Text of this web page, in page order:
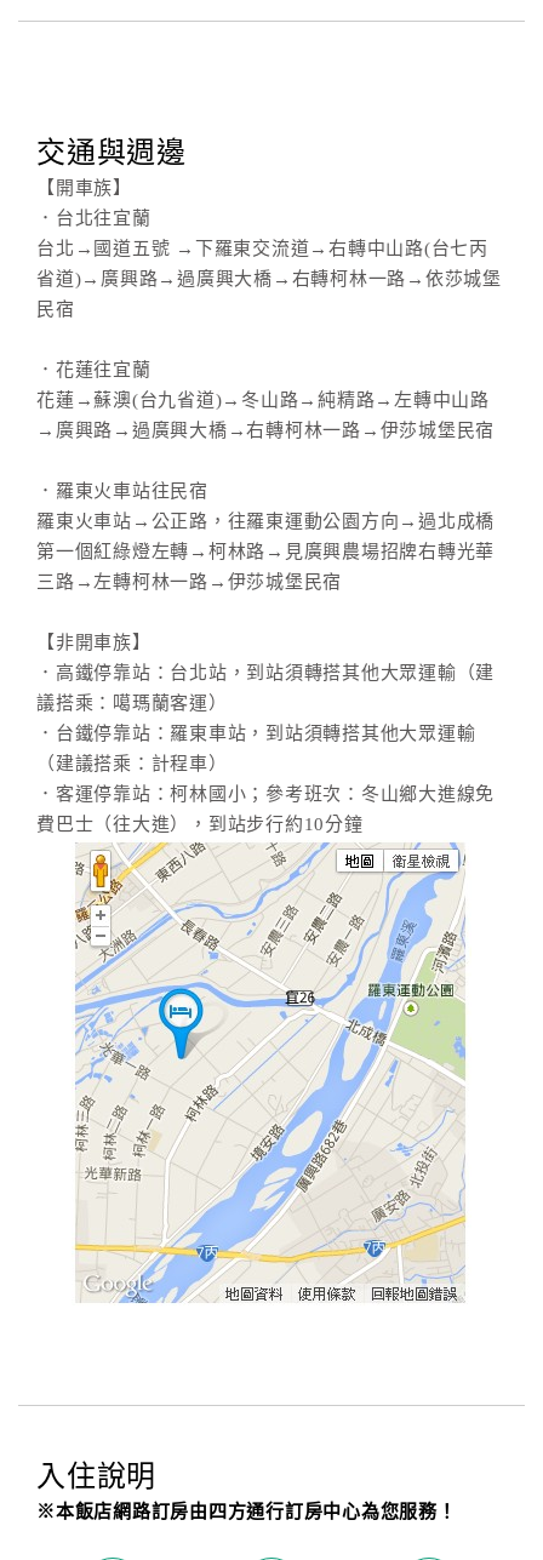
交通與週邊
【開車族】
．台北往宜蘭
台北→國道五號 →下羅東交流道→右轉中山路(台七丙
省道)→廣興路→過廣興大橋→右轉柯林一路→依莎城堡
民宿
．花蓮往宜蘭
花蓮→蘇澳(台九省道)→冬山路→純精路→左轉中山路
→廣興路→過廣興大橋→右轉柯林一路→伊莎城堡民宿
．羅東火車站往民宿
羅東火車站→公正路，往羅東運動公園方向→過北成橋
第一個紅綠燈左轉→柯林路→見廣興農場招牌右轉光華
三路→左轉柯林一路→伊莎城堡民宿
【非開車族】
．高鐵停靠站：台北站，到站須轉搭其他大眾運輸（建
議搭乘：噶瑪蘭客運）
．台鐵停靠站：羅東車站，到站須轉搭其他大眾運輸
（建議搭乘：計程車）
．客運停靠站：柯林國小；參考班次：冬山鄉大進線免
費巴士（往大進），到站步行約10分鐘
入住說明
※本飯店網路訂房由四方通行訂房中心為您服務！